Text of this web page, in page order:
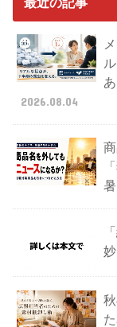
2026.08.04